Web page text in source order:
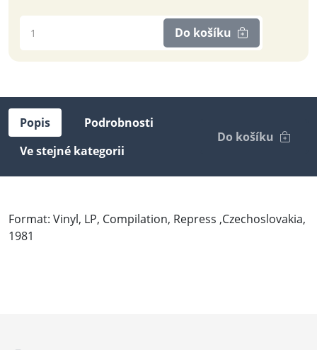
Do košíku
Popis
Podrobnosti
Ve stejné kategorii
Do košíku
Format: Vinyl, LP, Compilation, Repress ,Czechoslovakia,
1981